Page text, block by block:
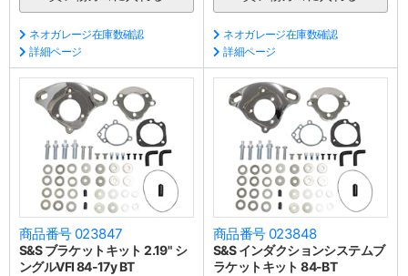
ネオガレージ在庫数確認
詳細ページ
ネオガレージ在庫数確認
詳細ページ
商品番号 023847
S&S ブラケットキット 2.19" シ
ングルVFI 84-17y BT
商品番号 023848
S&S インダクションシステムブ
ラケットキット 84-BT